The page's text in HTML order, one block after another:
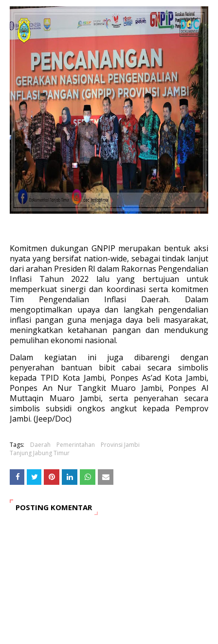
Komitmen dukungan GNPIP merupakan bentuk aksi
nyata yang bersifat nation-wide, sebagai tindak lanjut
dari arahan Presiden RI dalam Rakornas Pengendalian
Inflasi Tahun 2022 lalu yang bertujuan untuk
memperkuat sinergi dan koordinasi serta komitmen
Tim Pengendalian Inflasi Daerah. Dalam
mengoptimalkan upaya dan langkah pengendalian
inflasi pangan guna menjaga daya beli masyarakat,
meningkatkan ketahanan pangan dan mendukung
pemulihan ekonomi nasional.
Dalam kegiatan ini juga dibarengi dengan
penyerahan bantuan bibit cabai secara simbolis
kepada TPID Kota Jambi, Ponpes As’ad Kota Jambi,
Ponpes An Nur Tangkit Muaro Jambi, Ponpes Al
Muttaqin Muaro Jambi, serta penyerahan secara
simbolis subsidi ongkos angkut kepada Pemprov
Jambi. (Jeep/Doc)
Tags: Daerah Pemerintahan
Provinsi Jambi
Tanjung Jabung Timur
POSTING KOMENTAR